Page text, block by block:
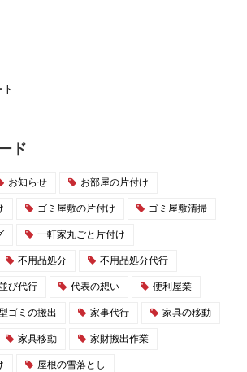
ド
お知らせ お部屋の片付け
ゴミ屋敷の片付け ゴミ屋敷清掃
一軒家丸ごと片付け
不用品処分 不用品処分代行
び代行 代表の想い 便利屋業
ゴミの搬出 家事代行 家具の移動
家具移動 家財搬出作業
屋根の雪落とし